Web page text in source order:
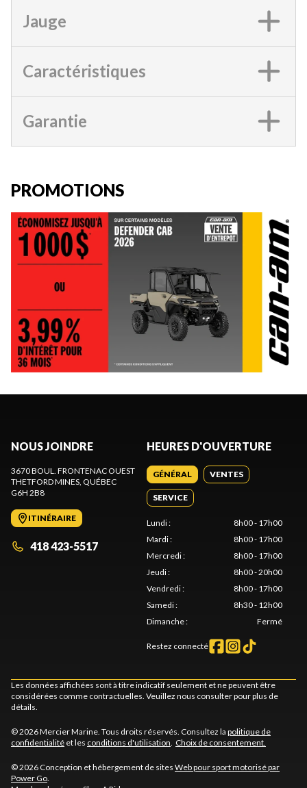
Jauge
Caractéristiques
Garantie
PROMOTIONS
NOUS JOINDRE
3670 BOUL. FRONTENAC OUEST
THETFORD MINES , QUÉBEC
G6H 2B8
ITINÉRAIRE
418 423-5517
HEURES D'OUVERTURE
GÉNÉRAL VENTES
SERVICE
Lundi:
8h00 - 17h00
Mardi:
8h00 - 17h00
Mercredi:
8h00 - 17h00
Jeudi:
8h00 - 20h00
Vendredi:
8h00 - 17h00
Samedi:
8h30 - 12h00
Dimanche: Fermé
Restez connecté
Les données affichées sont à titre indicatif seulement et ne peuvent être
considérées comme contractuelles. Veuillez nous consulter pour plus de
détails.
© 2026 Mercier Marine. Tous droits réservés. Consultez la politique de
confidentialité et les conditions d'utilisation Choix de consentement.
© 2026 Conception et hébergement de sites Web pour sport motorisé par
Power Go